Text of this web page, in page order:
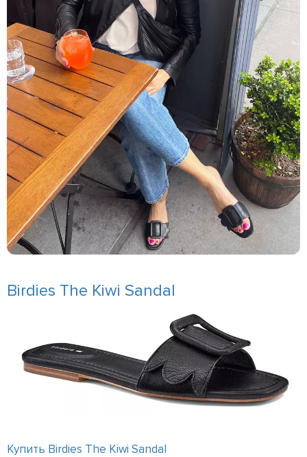
Birdies The Kiwi Sandal
Купить Birdies The Kiwi Sandal